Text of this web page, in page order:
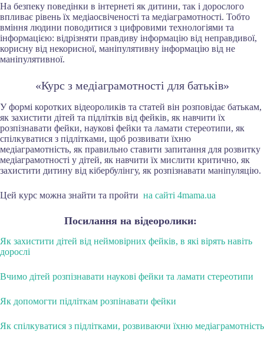
На безпеку поведінки в інтернеті як дитини, так і дорослого
впливає рівень їх медіаосвіченості та медіаграмотності. Тобто
вміння людини поводитися з цифровими технологіями та
інформацією: відрізняти правдиву інформацію від неправдивої,
корисну від некорисної, маніпулятивну інформацію від не
маніпулятивної.
«Курс з медіаграмотності для батьків»
У формі коротких відеороликів та статей він розповідає батькам,
як захистити дітей та підлітків від фейків, як навчити їх
розпізнавати фейки, наукові фейки та ламати стереотипи, як
спілкуватися з підлітками, щоб розвивати їхню
медіаграмотність, як правильно ставити запитання для розвитку
медіаграмотності у дітей, як навчити їх мислити критично, як
захистити дитину від кібербулінгу, як розпізнавати маніпуляцію.
Цей курс можна знайти та пройти на сайті 4mama.ua
Посилання на відеоролики:
Як захистити дітей від неймовірних фейків, в які вірять навіть
дорослі
Вчимо дітей розпізнавати наукові фейки та ламати стереотипи
Як допомогти підліткам розпінавати фейки
Як спілкуватися з підлітками, розвиваючи їхню медіаграмотність